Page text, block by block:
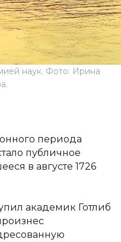
наук. Фото: Ирина
периода
публичное
в августе 1726
академик Готлиб